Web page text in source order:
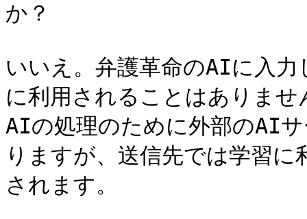
か？
いいえ。弁護革命のAIに入
に利用されることはありま
AIの処理のために外部のAI
りますが、送信先では学習
されます。